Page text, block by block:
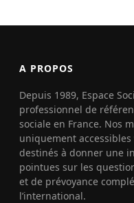
A PROPOS
Depuis 1989, Espace
professionnel de
sociale en France. Nos
uniquement
destinés à donner une
pointues sur les
et de prévoyance
l’international.